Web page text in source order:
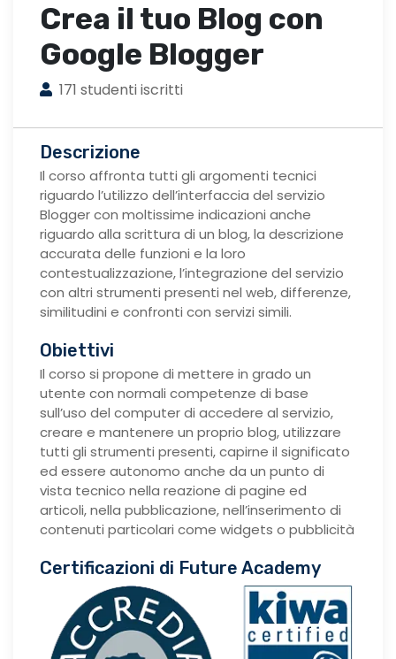
Crea il tuo Blog con
Google Blogger
171 studenti iscritti
Descrizione
Il corso affronta tutti gli argomenti tecnici
riguardo l’utilizzo dell’interfaccia del servizio
Blogger con moltissime indicazioni anche
riguardo alla scrittura di un blog, la descrizione
accurata delle funzioni e la loro
contestualizzazione, l’integrazione del servizio
con altri strumenti presenti nel web, differenze,
similitudini e confronti con servizi simili.
Obiettivi
Il corso si propone di mettere in grado un
utente con normali competenze di base
sull’uso del computer di accedere al servizio,
creare e mantenere un proprio blog, utilizzare
tutti gli strumenti presenti, capirne il significato
ed essere autonomo anche da un punto di
vista tecnico nella reazione di pagine ed
articoli, nella pubblicazione, nell’inserimento di
contenuti particolari come widgets o pubblicità
Certificazioni di Future Academy